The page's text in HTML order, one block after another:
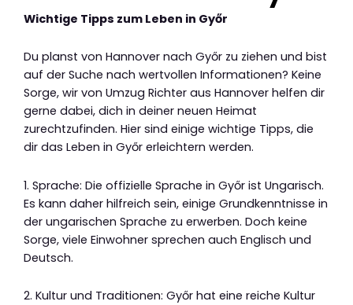
Wichtige Tipps zum Leben in Győr
Du planst von Hannover nach Győr zu ziehen und bist
auf der Suche nach wertvollen Informationen? Keine
Sorge, wir von Umzug Richter aus Hannover helfen dir
gerne dabei, dich in deiner neuen Heimat
zurechtzufinden. Hier sind einige wichtige Tipps, die
dir das Leben in Győr erleichtern werden.
1. Sprache: Die offizielle Sprache in Győr ist Ungarisch.
Es kann daher hilfreich sein, einige Grundkenntnisse in
der ungarischen Sprache zu erwerben. Doch keine
Sorge, viele Einwohner sprechen auch Englisch und
Deutsch.
2. Kultur und Traditionen: Győr hat eine reiche Kultur